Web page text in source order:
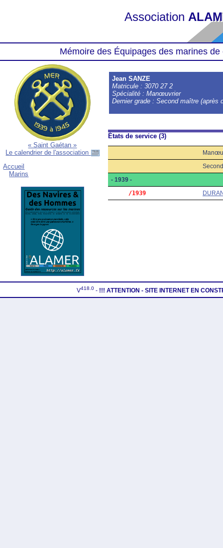
Association
Mémoire des Équipages des marines
« Saint Gaétan »
Le calendrier de l'association
Accueil
Marins
Jean SANZE
Matricule : 3070 27 2
Spécialité : Manœuvrier
Dernier grade : Second maître (après
États de service (3)
- 1939 -
     /1939
V418.0 - !!! ATTENTION - SITE INTERNET EN